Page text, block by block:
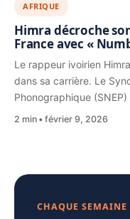
AFRIQUE
Himra décroche
France avec «
Le rappeur ivoirien
dans sa carrière. Le
Phonographique
2 min février 9, 2026
CHAQUE